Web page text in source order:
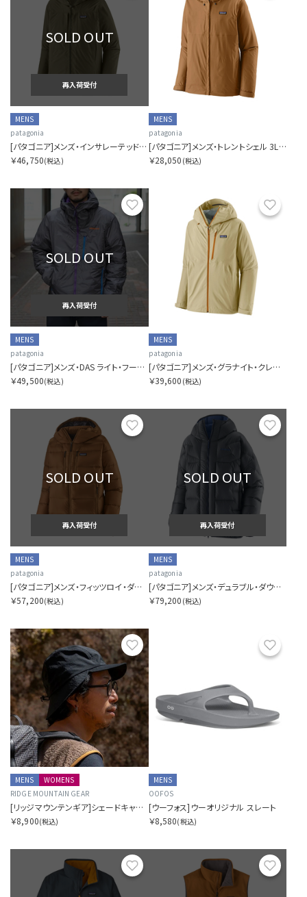
SOLD OUT
再入荷受付
MENS
patagonia
[パタゴニア]メンズ・インサレーテッド・ボルダー・フォーク・レイン・ジャケット
￥46,750(税込)
MENS
patagonia
[パタゴニア]メンズ・トレントシェル 3L・レイン・ジャケット
￥28,050 (税込)
お気に入り
SOLD OUT
再入荷受付
MENS
patagonia
[パタゴニア]メンズ・DAS ライト・フーディ
￥49,500(税込)
MENS
patagonia
[パタゴニア]メンズ・グラナイト・クレスト・レイン・ジャケット
￥39,600 (税込)
お気に入り
SOLD OUT
再入荷受付
MENS
patagonia
[パタゴニア]メンズ・フィッツロイ・ダウン・フーディ
￥57,200(税込)
SOLD OUT
再入荷受付
MENS
patagonia
[パタゴニア]メンズ・デュラブル・ダウン・パーカ
￥79,200 (税込)
お気に入り
MENS
WOMENS
RIDGE MOUNTAIN GEAR
[リッジマウンテンギア]シェードキャップ
￥8,900(税込)
MENS
OOFOS
[ウーフォス]ウーオリジナル スレート
￥8,580(税込)
お気に入り